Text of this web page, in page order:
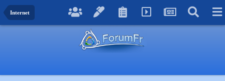
Internet